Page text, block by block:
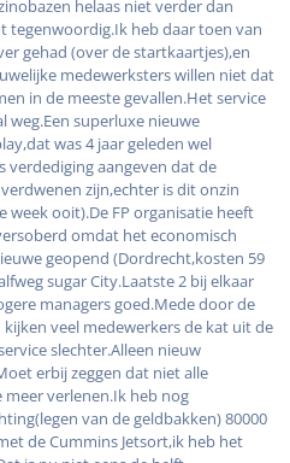
helaas niet verder dan
tegenwoordig.Ik heb daar toen van
gehad (over de startkaartjes),en
medewerksters willen niet dat
in de meeste gevallen.Het service
weg.Een superluxe nieuwe
was 4 jaar geleden wel
verdediging aangeven dat de
zijn,echter is dit onzin
ooit).De FP organisatie heeft
omdat het economisch
geopend (Dordrecht,kosten 59
sugar City.Laatste 2 bij elkaar
managers goed.Mede door de
veel medewerkers de kat uit de
slechter.Alleen nieuw
erbij zeggen dat niet alle
meer verlenen.Ik heb nog
van de geldbakken) 80000
de Cummins Jetsort,ik heb het